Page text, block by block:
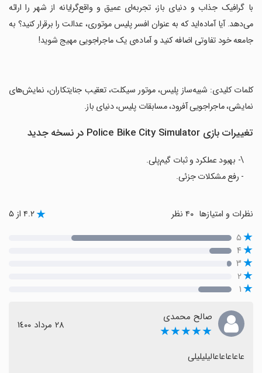
‏با گرافیک جذاب و دنیای باز، تجربه‌ای عمیق و واقع‌گرایانه از شهر را ارائه
می‌دهد. آیا آماده‌اید که به عنوان افسر پلیس موتوری، عدالت را برقرار کنید؟ به
جامعه خود تفاوتی اضافه کنید و آماده‌ی یک ماجراجویی مهیج شوید!
‏کلمات کلیدی: شبیه‌ساز پلیس، موتور سیکلت، تعقیب جنایتکاران، نمایش‌های
نمایشی، ماجراجویی آفرود، مسابقات پلیس، دنیای باز.
تغییرات بازی Police Bike City Simulator در نسخه جدید
\- بهبود عملکرد و ثبات گیم‌پلی.
- رفع مشکلات جزئی.
نظرات و امتیازها ۴.۲ از ۵
۵
۴
۳
۲
۱
صالح محمدی
★★★★★ ٢٨ مرداد ١٤٠٠
عاعاعاعاعالیلیلیلی